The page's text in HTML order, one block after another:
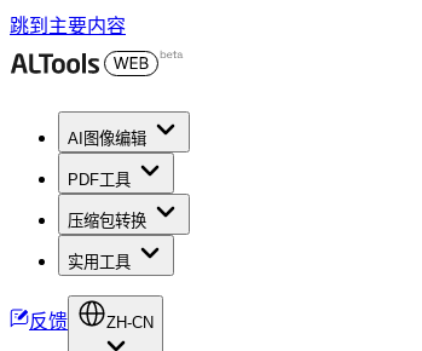
跳到主要内容
AI图像编辑
PDF工具
压缩包转换
实用工具
反馈 ZH-CN